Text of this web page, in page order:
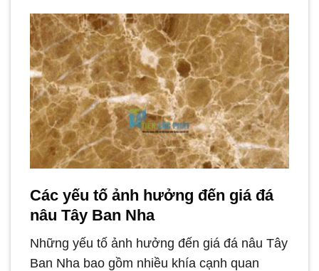
Các yếu tố ảnh hưởng đến giá đá
nâu Tây Ban Nha
Những yếu tố ảnh hưởng đến giá đá nâu Tây
Ban Nha bao gồm nhiều khía cạnh quan